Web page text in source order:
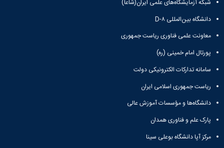
علوم
دانشکده
های
اقماری
فنی
منابع
طبیعی
تویسرکان
فنی
و
مهندسی
کبودرآهنگ
شبکه آزمایشگاه‌های علمی ایران(شاعا)
دانشگاه بین‌المللی D-۸
معاونت علمی فناوری ریاست جمهوری
پورتال امام خمینی (ره)
سامانه تدارکات الکترونیکی دولت
ریاست جمهوری اسلامی ایران
دانشگاه‌ها و مؤسسات آموزش عالی
پارک علم و فناوری همدان
مرکز آپا دانشگاه بوعلی سینا